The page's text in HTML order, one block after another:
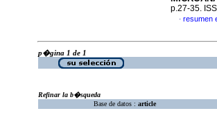
p.27-35.
· resumen
p�gina 1 de 1
Refinar la b�squeda
Base de datos : article